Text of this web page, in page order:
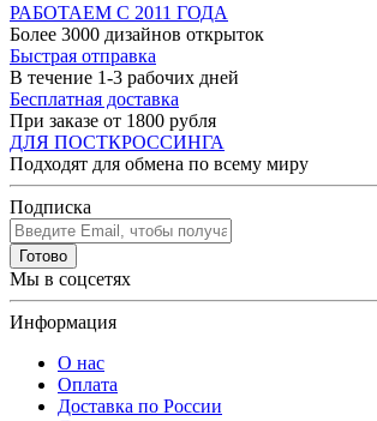
РАБОТАЕМ С 2011 ГОДА
Более 3000 дизайнов открыток
Быстрая отправка
В течение 1-3 рабочих дней
Бесплатная доставка
При заказе от 1800 рубля
ДЛЯ ПОСТКРОССИНГА
Подходят для обмена по всему миру
Подписка
Готово
Мы в соцсетях
Информация
О нас
Оплата
Доставка по России